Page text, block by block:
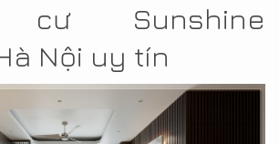
cư Sunshine
Nội uy tín